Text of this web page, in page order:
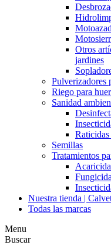
Otros
jardines
Pulverizadores
Riego para
Sanidad
Semillas
Tratamientos
Nuestra tienda |
Todas las marcas
Menu
Buscar